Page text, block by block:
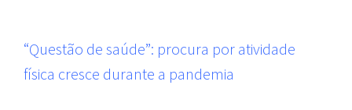
“Questão de saúde”: procura por atividade
física cresce durante a pandemia